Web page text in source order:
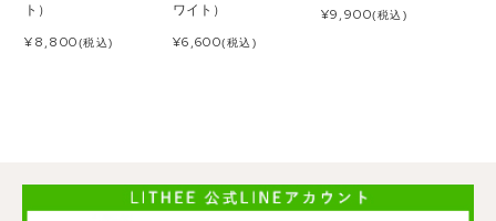
ト）
¥8,800(税込)
ワイト）
¥6,600(税込)
¥9,900(税込)